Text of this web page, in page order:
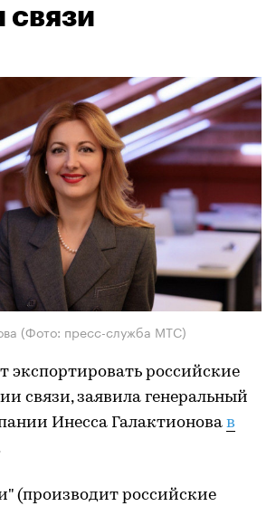
связи
(Фото: пресс-служба МТС)
экспортировать российские
связи, заявила генеральный
Инесса Галактионова в
(производит российские